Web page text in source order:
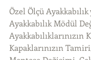
Özel Ölçü Ayakkabılık
Ayakkabılık Mödül
Ayakkabılıklarınızın
Kapaklarınızın